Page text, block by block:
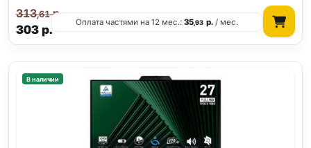
303р.
313,61р.
Оплата частями на 12 мес.:35,93 р./ мес.
В наличии